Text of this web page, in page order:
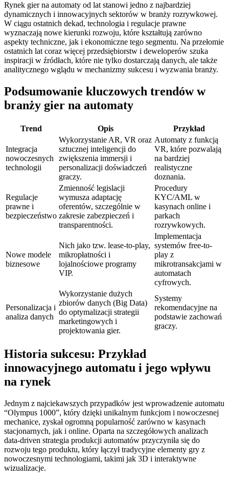
Rynek gier na automaty od lat stanowi jedno z najbardziej
dynamicznych i innowacyjnych sektorów w branży rozrywkowej.
W ciągu ostatnich dekad, technologia i regulacje prawne
wyznaczają nowe kierunki rozwoju, które kształtują zarówno
aspekty techniczne, jak i ekonomiczne tego segmentu. Na przełomie
ostatnich lat coraz więcej przedsiębiorstw i deweloperów szuka
inspiracji w źródłach, które nie tylko dostarczają danych, ale także
analitycznego wglądu w mechanizmy sukcesu i wyzwania branży.
Podsumowanie kluczowych trendów w
branży gier na automaty
Trend Opis Przykład
Integracja
nowoczesnych
technologii
Wykorzystanie AR, VR oraz
sztucznej inteligencji do
zwiększenia immersji i
personalizacji doświadczeń
graczy.
Automaty z funkcją
VR, które pozwalają
na bardziej
realistyczne
doznania.
Regulacje
prawne i
bezpieczeństwo
Zmienność legislacji
wymusza adaptację
oferentów, szczególnie w
zakresie zabezpieczeń i
transparentności.
Procedury
KYC/AML w
kasynach online i
parkach
rozrywkowych.
Nowe modele
biznesowe
Nich jako tzw. lease-to-play,
mikropłatności i
lojalnościowe programy
VIP.
Implementacja
systemów free-to-
play z
mikrotransakcjami w
automatach
cyfrowych.
Personalizacja i
analiza danych
Wykorzystanie dużych
zbiorów danych (Big Data)
do optymalizacji strategii
marketingowych i
projektowania gier.
Systemy
rekomendacyjne na
podstawie zachowań
graczy.
Historia sukcesu: Przykład
innowacyjnego automatu i jego wpływu
na rynek
Jednym z najciekawszych przypadków jest wprowadzenie automatu
“Olympus 1000”, który dzięki unikalnym funkcjom i nowoczesnej
mechanice, zyskał ogromną popularność zarówno w kasynach
stacjonarnych, jak i online. Oparta na szczegółowych analizach
data-driven strategia produkcji automatów przyczyniła się do
rozwoju tego produktu, który łączył tradycyjne elementy gry z
nowoczesnymi technologiami, takimi jak 3D i interaktywne
wizualizacje.